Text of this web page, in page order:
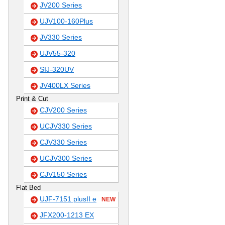
JV200 Series
UJV100-160Plus
JV330 Series
UJV55-320
SIJ-320UV
JV400LX Series
Print & Cut
CJV200 Series
UCJV330 Series
CJV330 Series
UCJV300 Series
CJV150 Series
Flat Bed
UJF-7151 plusII e NEW
JFX200-1213 EX